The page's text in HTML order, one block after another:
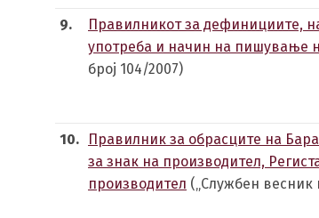
9.
Правилникот за дефинициите,
употреба и начин на пишување
број 104/2007)
10.
Правилник за обрасците на
за знак на производител,
производител („Службен весник